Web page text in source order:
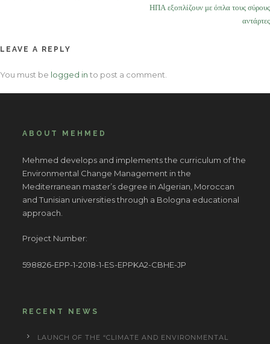
ΗΠΑ εξοπλίζουν με όπλα τους σύρους
αντάρτες
LEAVE A REPLY
You must be logged in to post a comment.
ABOUT MEHMED
Mehmed develops and implements the curriculum of the
Environmental Change Management in the
Mediterranean master’s degree in Algerian, Moroccan
and Tunisian universities through a Bologna educational
approach.
Project Number:
598826-EPP-1-2018-1-ES-EPPKA2-CBHE-JP
RECENT NEWS
LAUNCH OF THE “CLIMATE AND ENVIRONMENTAL